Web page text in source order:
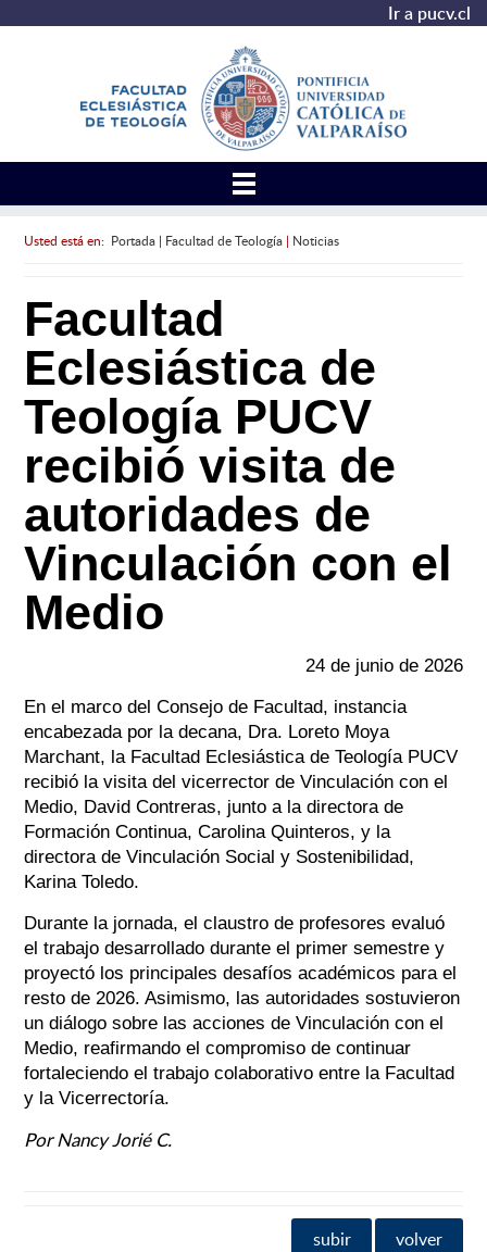
Ir a pucv.cl
Usted está en: Portada| Facultad de Teología| Noticias
Facultad
Eclesiástica de
Teología PUCV
recibió visita de
autoridades de
Vinculación con el
Medio
24 de junio de 2026
En el marco del Consejo de Facultad, instancia
encabezada por la decana, Dra. Loreto Moya
Marchant, la Facultad Eclesiástica de Teología PUCV
recibió la visita del vicerrector de Vinculación con el
Medio, David Contreras, junto a la directora de
Formación Continua, Carolina Quinteros, y la
directora de Vinculación Social y Sostenibilidad,
Karina Toledo.
Durante la jornada, el claustro de profesores evaluó
el trabajo desarrollado durante el primer semestre y
proyectó los principales desafíos académicos para el
resto de 2026. Asimismo, las autoridades sostuvieron
un diálogo sobre las acciones de Vinculación con el
Medio, reafirmando el compromiso de continuar
fortaleciendo el trabajo colaborativo entre la Facultad
y la Vicerrectoría.
Por Nancy Jorié C.
subir volver